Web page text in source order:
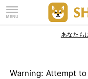
あなたも
Warning: Attempt